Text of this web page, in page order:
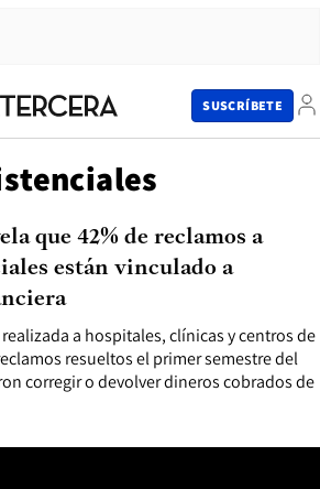
SUSCRÍBETE
a hospitales, clínicas y centros de
resueltos el primer semestre del
corregir o devolver dineros cobrados de
que 42% de reclamos a
están vinculado a